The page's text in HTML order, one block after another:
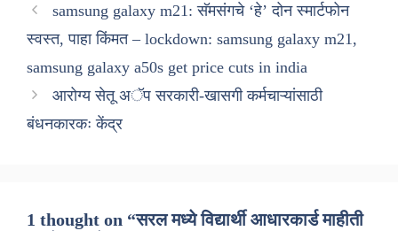
samsung galaxy m21: सॅमसंगचे ‘हे’ दोन स्मार्टफोन
स्वस्त, पाहा किंमत – lockdown: samsung galaxy m21,
samsung galaxy a50s get price cuts in india
आरोग्य सेतू अॅप सरकारी-खासगी कर्मचाऱ्यांसाठी
बंधनकारकः केंद्र
1 thought on “सरल मध्ये विद्यार्थी आधारकार्ड माहीती